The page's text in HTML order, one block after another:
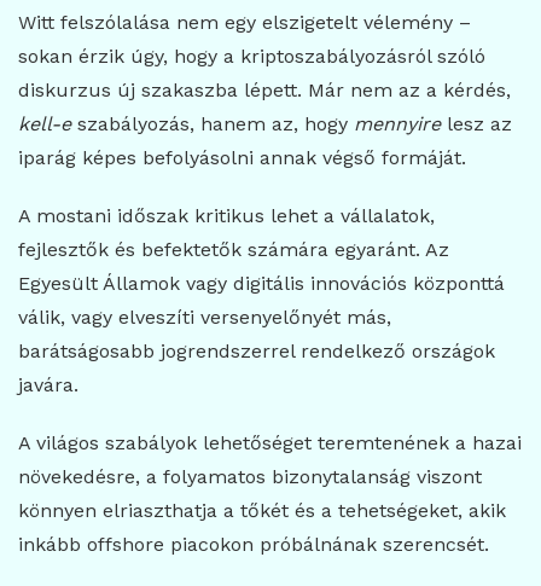
Witt felszólalása nem egy elszigetelt vélemény –
sokan érzik úgy, hogy a kriptoszabályozásról szóló
diskurzus új szakaszba lépett. Már nem az a kérdés,
kell-eszabályozás, hanem az, hogy mennyirelesz az
iparág képes befolyásolni annak végső formáját.
A mostani időszak kritikus lehet a vállalatok,
fejlesztők és befektetők számára egyaránt. Az
Egyesült Államok vagy digitális innovációs központtá
válik, vagy elveszíti versenyelőnyét más,
barátságosabb jogrendszerrel rendelkező országok
javára.
A világos szabályok lehetőséget teremtenének a hazai
növekedésre, a folyamatos bizonytalanság viszont
könnyen elriaszthatja a tőkét és a tehetségeket, akik
inkább offshore piacokon próbálnának szerencsét.